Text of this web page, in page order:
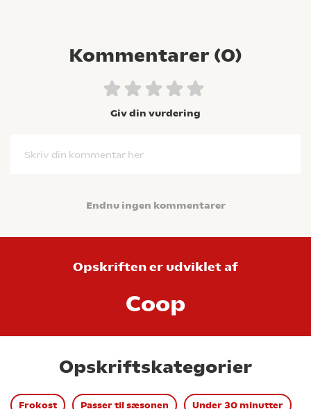
Kommentarer (0)
Giv din vurdering
Skriv din kommentar her
Endnu ingen kommentarer
Opskriften er udviklet af
Coop
Opskriftskategorier
Frokost Passer til sæsonen Under 30 minutter